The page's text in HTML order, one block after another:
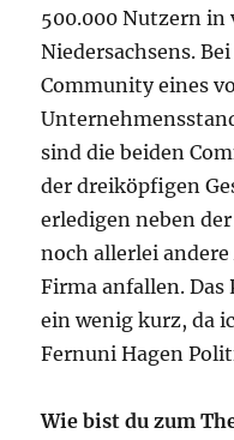
500.000 Nutzern in
Niedersachsens.
Community eines
sind die beiden
der dreiköpfigen
erledigen neben
noch allerlei
Firma anfallen.
ein wenig kurz, da
Fernuni Hagen
Wie bist du zum